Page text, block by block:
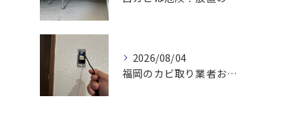
2026/08/04
福岡のカビ取り業者おすすめの選び方と費用